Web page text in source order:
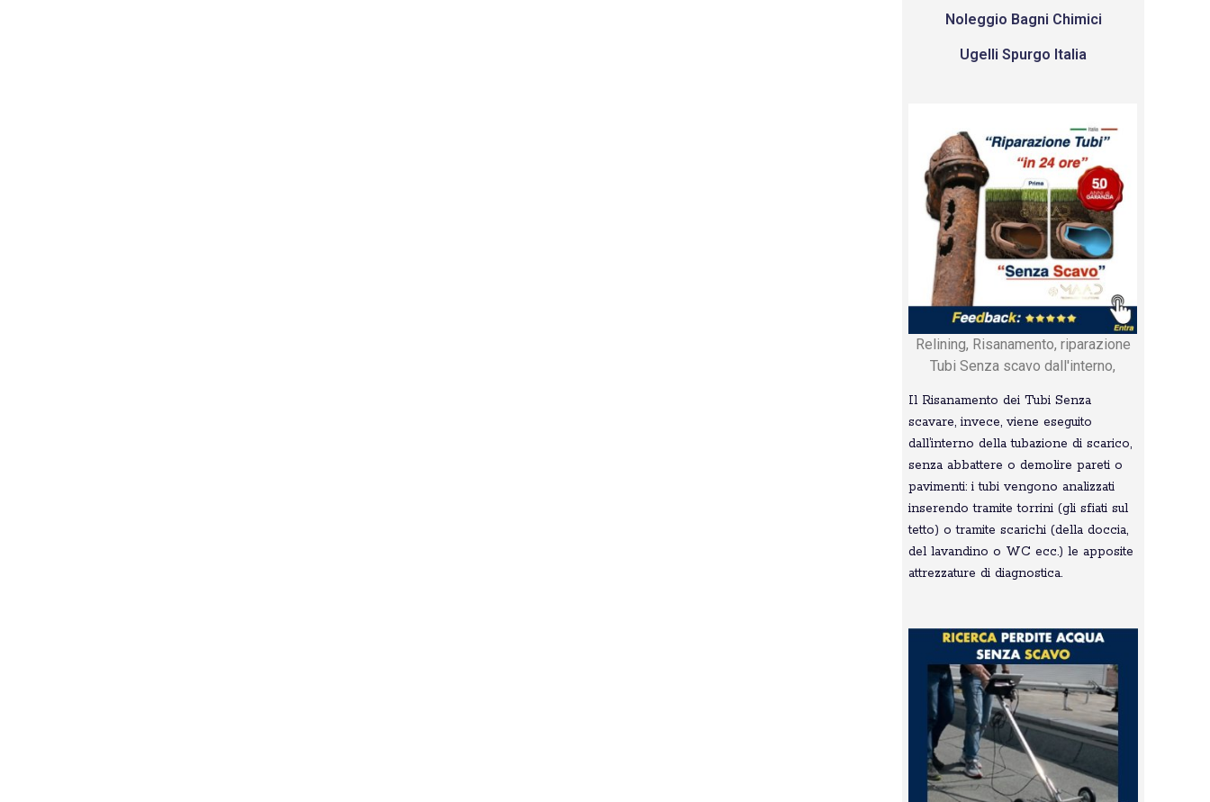
Noleggio Bagni Chimici
Ugelli Spurgo Italia
Relining, Risanamento, riparazione
Tubi Senza scavo dall'interno,
Il Risanamento dei Tubi Senza
scavare, invece, viene eseguito
dall’interno della tubazione di scarico,
senza abbattere o demolire pareti o
pavimenti: i tubi vengono analizzati
inserendo tramite torrini (gli sfiati sul
tetto) o tramite scarichi (della doccia,
del lavandino o WC ecc.) le apposite
attrezzature di diagnostica.